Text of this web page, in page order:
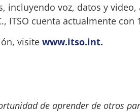
incluyendo voz, datos y
ITSO cuenta actualmente con
visite www.itso.int.
de aprender de otros